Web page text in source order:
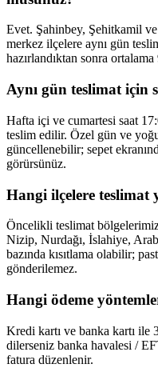
Evet. Şahinbey, Şehitkamil
merkez ilçelere aynı gün
hazırlandıktan sonra
Aynı gün teslimat için
Hafta içi ve cumartesi saat
teslim edilir. Özel gün ve
güncellenebilir; sepet
görürsünüz.
Hangi ilçelere teslimat
Öncelikli teslimat
Nizip, Nurdağı, İslahiye,
bazında kısıtlama olabilir;
gönderilemez.
Hangi ödeme
Kredi kartı ve banka kartı ile
dilerseniz banka havalesi /
fatura düzenlenir.